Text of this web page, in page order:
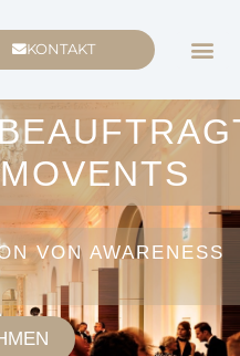
KONTAKT
VON AWARENESS